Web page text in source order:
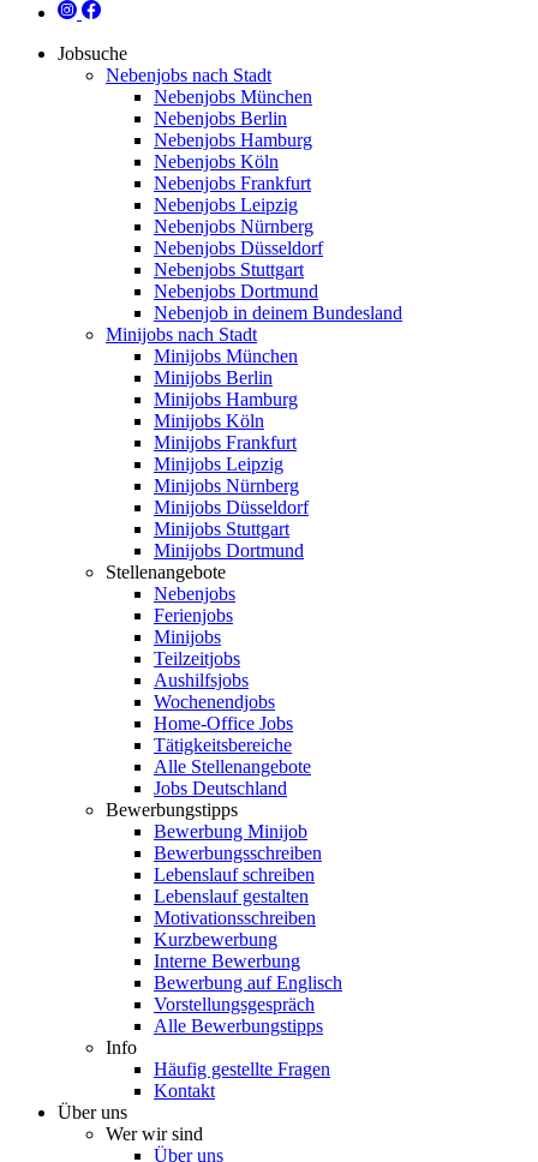
Jobsuche
Nebenjobs nach Stadt
Nebenjobs München
Nebenjobs Berlin
Nebenjobs Hamburg
Nebenjobs Köln
Nebenjobs Frankfurt
Nebenjobs Leipzig
Nebenjobs Nürnberg
Nebenjobs Düsseldorf
Nebenjobs Stuttgart
Nebenjobs Dortmund
Nebenjob in deinem Bundesland
Minijobs nach Stadt
Minijobs München
Minijobs Berlin
Minijobs Hamburg
Minijobs Köln
Minijobs Frankfurt
Minijobs Leipzig
Minijobs Nürnberg
Minijobs Düsseldorf
Minijobs Stuttgart
Minijobs Dortmund
Stellenangebote
Nebenjobs
Ferienjobs
Minijobs
Teilzeitjobs
Aushilfsjobs
Wochenendjobs
Home-Office Jobs
Tätigkeitsbereiche
Alle Stellenangebote
Jobs Deutschland
Bewerbungstipps
Bewerbung Minijob
Bewerbungsschreiben
Lebenslauf schreiben
Lebenslauf gestalten
Motivationsschreiben
Kurzbewerbung
Interne Bewerbung
Bewerbung auf Englisch
Vorstellungsgespräch
Alle Bewerbungstipps
Info
Häufig gestellte Fragen
Kontakt
Über uns
Wer wir sind
Über uns